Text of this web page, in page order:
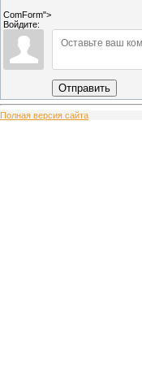
ComForm">
Войдите:
Отправить
Полная версия сайта